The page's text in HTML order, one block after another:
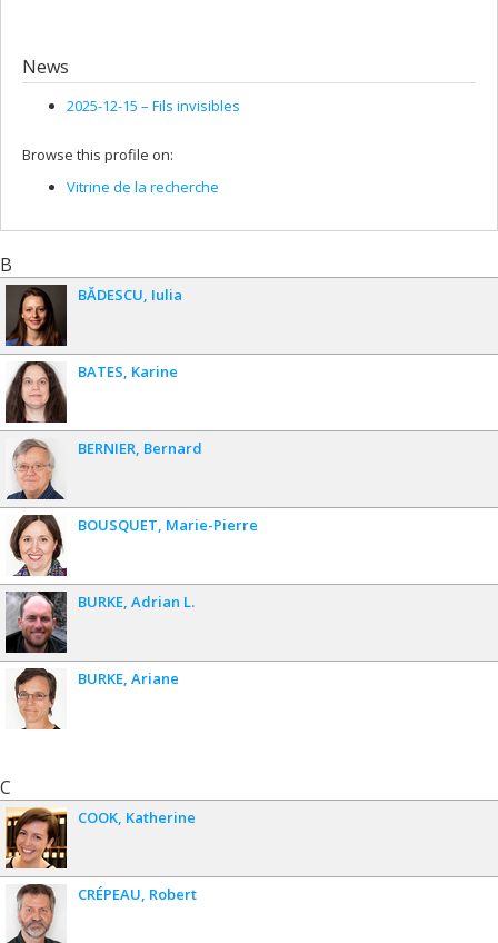
News
2025-12-15 – Fils invisibles
Browse this profile on:
Vitrine de la recherche
B
BĂDESCU Iulia
BATES Karine
BERNIER Bernard
BOUSQUET Marie-Pierre
BURKE Adrian L.
BURKE Ariane
C
COOK Katherine
CRÉPEAU Robert